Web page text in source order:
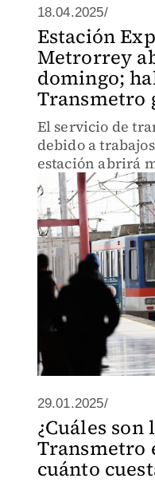
18.04.2025/
Estación
Metrorrey
domingo;
Transmetro
El servicio de
debido a
estación abrirá
29.01.2025/
¿Cuáles
Transmetro
cuánto